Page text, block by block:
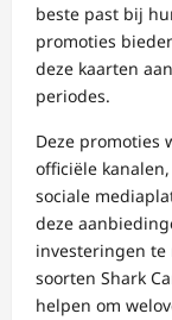
beste past bij
promoties
deze kaarten
periodes.
Deze promoties
officiële
sociale
deze
investeringen te
soorten Shark
helpen om